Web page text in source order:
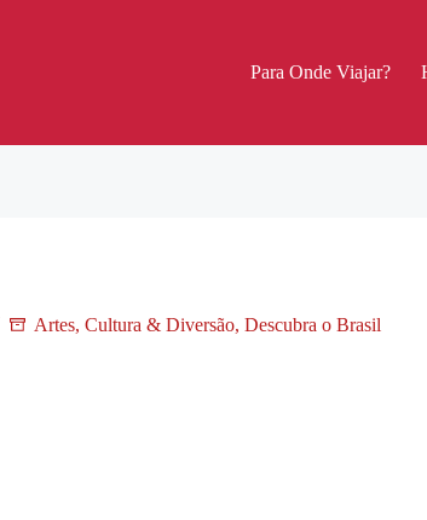
Para Onde Viajar?
Artes, Cultura & Diversão, Descubra o Brasil